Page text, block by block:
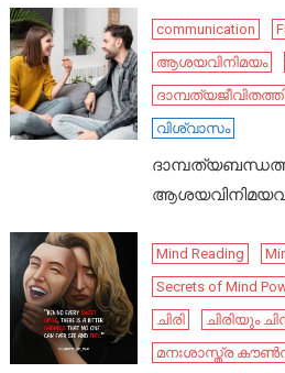
communication
ആശയവിനിമയം
വിശ്വാസം
Mind Reading
Secrets of Mind
ചിരി
ചിരിയും
മനഃശാസ്ത്ര